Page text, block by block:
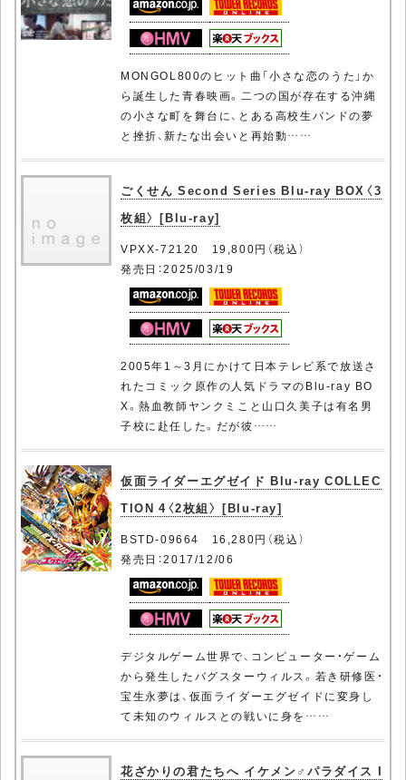
MONGOL800のヒット曲「小さな恋のうた」か
ら誕生した青春映画。二つの国が存在する沖縄
の小さな町を舞台に、とある高校生バンドの夢
と挫折、新たな出会いと再始動……
ごくせん Second Series Blu-ray BOX〈3
枚組〉 [Blu-ray]
VPXX-72120 19,800円（税込）
発売日：2025/03/19
2005年1～3月にかけて日本テレビ系で放送さ
れたコミック原作の人気ドラマのBlu-ray BO
X。熱血教師ヤンクミこと山口久美子は有名男
子校に赴任した。だが彼……
仮面ライダーエグゼイド Blu-ray COLLEC
TION 4〈2枚組〉 [Blu-ray]
BSTD-09664 16,280円（税込）
発売日：2017/12/06
デジタルゲーム世界で、コンピューター・ゲーム
から発生したバグスターウィルス。若き研修医・
宝生永夢は、仮面ライダーエグゼイドに変身し
て未知のウィルスとの戦いに身を……
花ざかりの君たちへ イケメン♂パラダイス I